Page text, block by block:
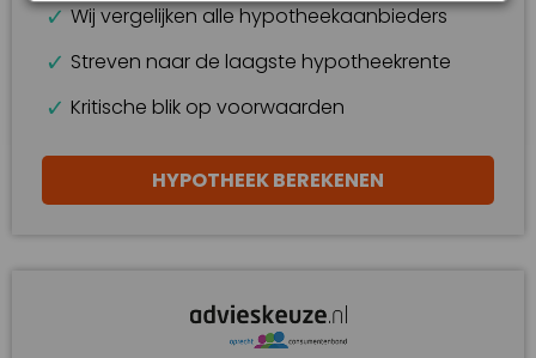
Wij vergelijken alle hypotheekaanbieders
Streven naar de laagste hypotheekrente
Kritische blik op voorwaarden
HYPOTHEEK BEREKENEN